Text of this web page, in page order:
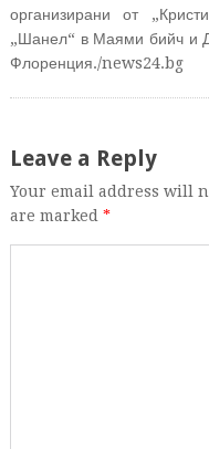
организирани от
„Шанел“ в Маями бийч и
Флоренция./news24.bg
Leave a Reply
Your email address will
are marked *